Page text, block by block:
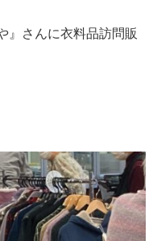
』さんに衣料品訪問販